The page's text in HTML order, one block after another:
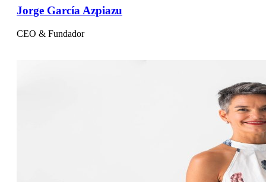
Jorge García Azpiazu
CEO & Fundador